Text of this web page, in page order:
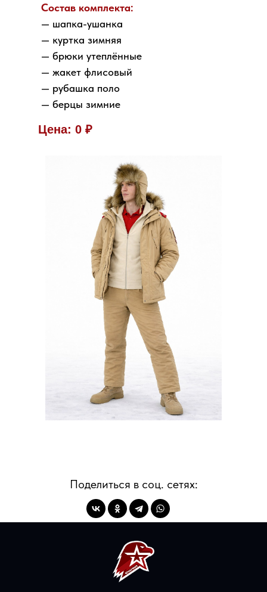
Состав комплекта:
— шапка-ушанка
— куртка зимняя
— брюки утеплённые
— жакет флисовый
— рубашка поло
— берцы зимние
Цена: 0 ₽
Поделиться в соц. сетях:
Условия работы
Вопросы-ответы
Контакты